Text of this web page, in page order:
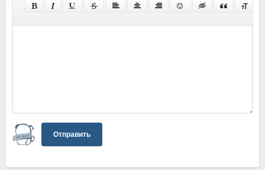
Отправить